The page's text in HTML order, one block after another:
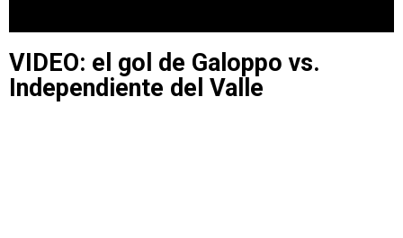
VIDEO: el gol de Galoppo vs.
Independiente del Valle